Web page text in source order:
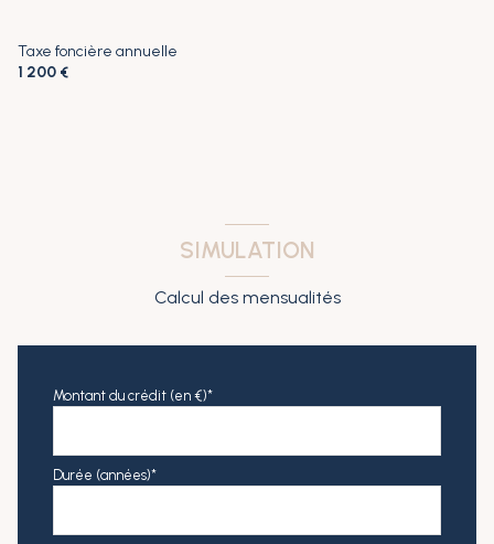
exposition Sud
1 arboré
Taxe foncière annuelle
1 200 €
SIMULATION
Calcul des mensualités
Montant du crédit (en €)*
Durée (années)*